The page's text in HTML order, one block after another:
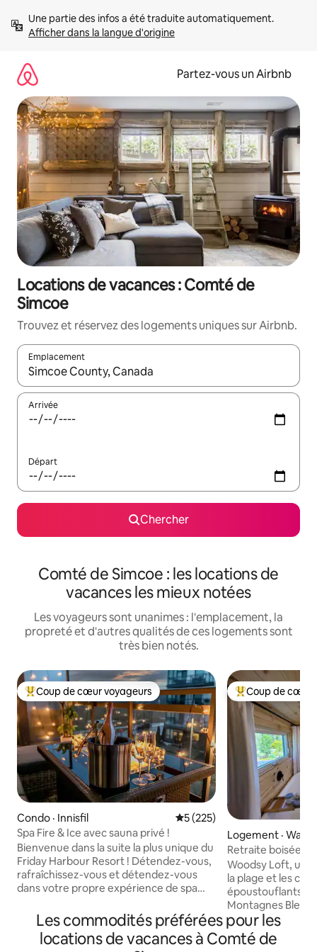
directement
Afficher dans la langue d'origine
Partez-vous un Airbnb
Locations de vacances : Comté de
Simcoe
Trouvez et réservez des logements uniques sur Airbnb.
Emplacement
Quand les résultats sont affichés, parcourez-les en utilisant
Arrivée
Départ
Chercher
Comté de Simcoe : les locations de
vacances les mieux notées
Les voyageurs sont unanimes : l'emplacement, la
propreté et d'autres qualités de ces logements sont
très bien notés.
Coup de cœur voyageurs parmi les plus aimés
Coup de cœur voyageurs
Condo · Innisfil Note moyenne de 5 sur 5,
5 (225)
Spa Fire & Ice avec sauna privé !
Bienvenue dans la suite la plus unique du
Friday Harbour Resort ! Détendez-vous,
rafraîchissez-vous et détendez-vous
dans votre propre expérience de spa
infrarouge, 3 cheminées intérieures et
une table de feu extérieure. Embrassez
ces blues hivernaux pendant que vous
Coup de cœur
Coup de cœur
Logement ·
Retraite boisée
- Votre escapade
Woodsy Loft, un
la plage et les
époustouflants,
Montagnes
wood et le tout
proximité. De
restaurants,
Les commodités préférées pour les
locations de vacances à Comté de